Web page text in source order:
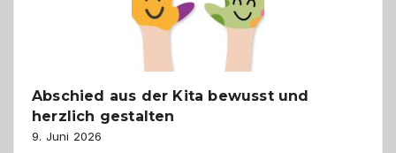
Abschied aus der Kita bewusst und
herzlich gestalten
9. Juni 2026